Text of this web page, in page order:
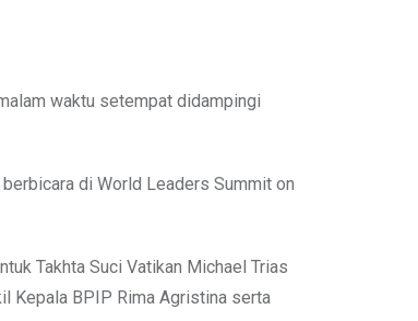
waktu setempat didampingi
di World Leaders Summit on
Takhta Suci Vatikan Michael Trias
Kepala BPIP Rima Agristina serta